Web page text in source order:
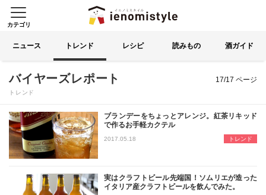
イエノミスタイル 家飲みを楽
カテゴリ
る
ニュース トレンド レシピ 読みもの 酒ガイド
バイヤーズレポート
トレンド
17/17 ページ
ブランデーをちょっとアレンジ。紅茶リキッド
で作るお手軽カクテル
名古屋の酒問屋イズミックの青田が
2017.05.18 トレンド
実はクラフトビール先端国！ソムリエが造った
イタリア産クラフトビールを飲んでみた。